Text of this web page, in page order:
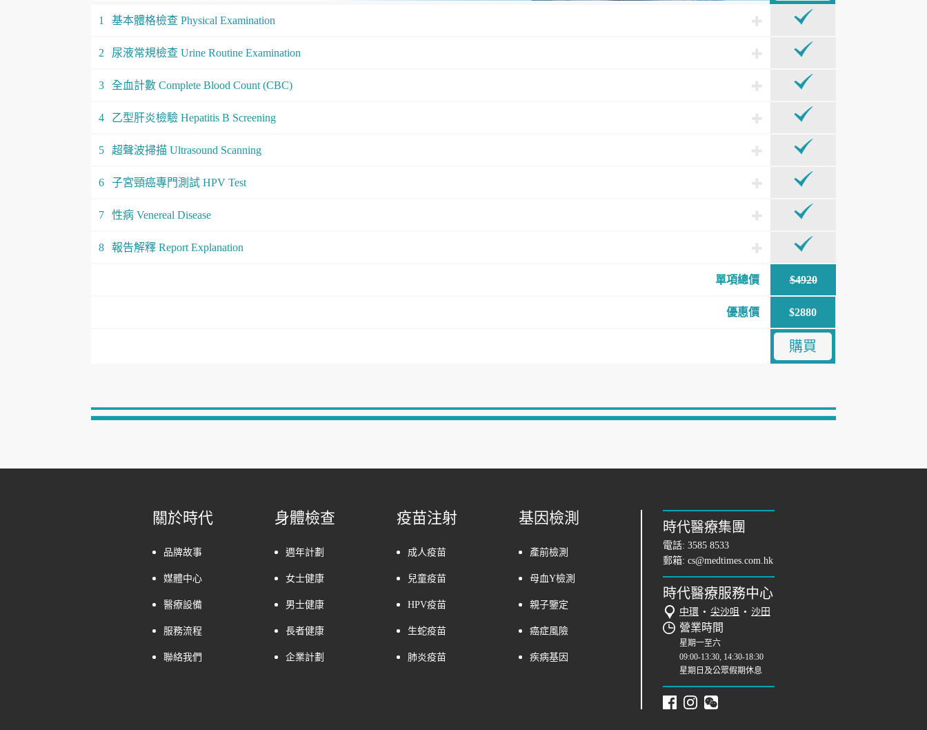
1 基本體格檢查 Physical Examination
2 尿液常規檢查 Urine Routine Examination
3 全血計數 Complete Blood Count (CBC)
4 乙型肝炎檢驗 Hepatitis B Screening
5 超聲波掃描 Ultrasound Scanning
6 子宮頸癌專門測試 HPV Test
7 性病 Venereal Disease
8 報告解釋 Report Explanation
單項總價 $4920
優惠價 $2880
購買
關於時代
品牌故事
媒體中心
醫療設備
服務流程
聯絡我們
身體檢查
週年計劃
女士健康
男士健康
長者健康
企業計劃
疫苗注射
成人疫苗
兒童疫苗
HPV疫苗
生蛇疫苗
肺炎疫苗
基因檢測
產前檢測
母血Y檢測
親子鑒定
癌症風險
疾病基因
時代醫療集團
電話: 3585 8533
郵箱: cs@medtimes.com.hk
時代醫療服務中心
中環 • 尖沙咀 • 沙田
營業時間
星期一至六
09:00-13:30, 14:30-18:30
星期日及公眾假期休息